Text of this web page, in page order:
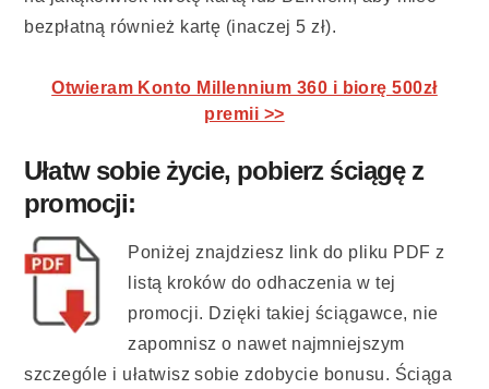
bezpłatną również kartę (inaczej 5 zł).
Otwieram Konto Millennium 360 i biorę 500zł
premii >>
Ułatw sobie życie, pobierz ściągę z
promocji:
Poniżej znajdziesz link do pliku PDF z
listą kroków do odhaczenia w tej
promocji. Dzięki takiej ściągawce, nie
zapomnisz o nawet najmniejszym
szczególe i ułatwisz sobie zdobycie bonusu. Ściąga